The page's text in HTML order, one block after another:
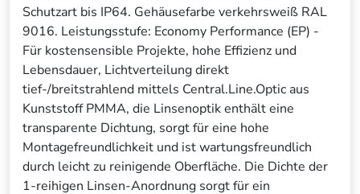
Schutzart bis IP64. Gehäusefarbe verkehrsweiß RAL
9016. Leistungsstufe: Economy Performance (EP) -
Für kostensensible Projekte, hohe Effizienz und
Lebensdauer, Lichtverteilung direkt
tief-/breitstrahlend mittels Central.Line.Optic aus
Kunststoff PMMA, die Linsenoptik enthält eine
transparente Dichtung, sorgt für eine hohe
Montagefreundlichkeit und ist wartungsfreundlich
durch leicht zu reinigende Oberfläche. Die Dichte der
1-reihigen Linsen-Anordnung sorgt für ein